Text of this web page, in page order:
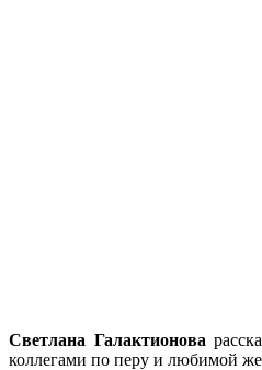
Светлана Галактионова
коллегами по перу и любимой